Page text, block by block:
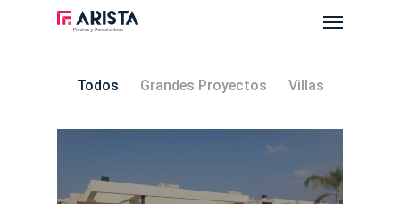
Menu
Todos Grandes Proyectos Villas